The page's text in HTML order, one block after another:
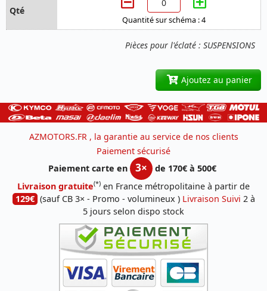
Pièces pour l'éclaté : SUSPENSIONS
Quantité sur schéma : 4
Ajoutez au panier
AZMOTORS.FR , la garantie au service de nos clients
Paiement sécurisé
Paiement carte en
3×
de 170€ à 500€
Livraison gratuite(*) en France métropolitaine à partir de
129€ (sauf CB 3× - Promo - volumineux ) Livraison Suivi 2 à
5 jours selon dispo stock